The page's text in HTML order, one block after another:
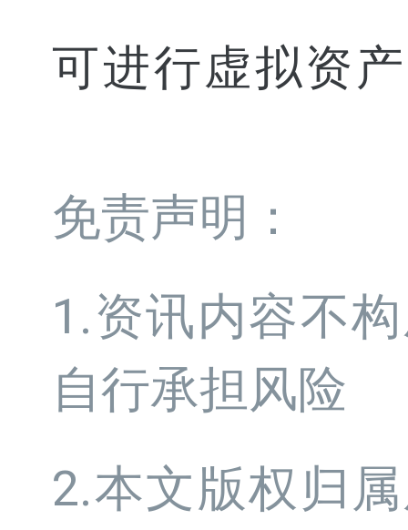
可进行虚拟资
免责声明：
1.资讯内容不
自行承担风险
2.本文版权归